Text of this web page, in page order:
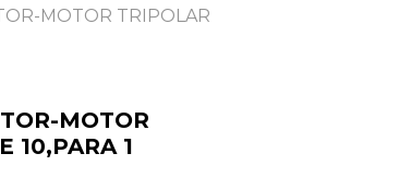
MOTOR TRIPOLAR
MOTOR
10,PARA 1